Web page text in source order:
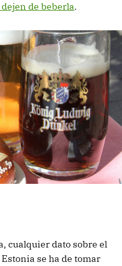
de beberla.
cualquier dato sobre el
se ha de tomar